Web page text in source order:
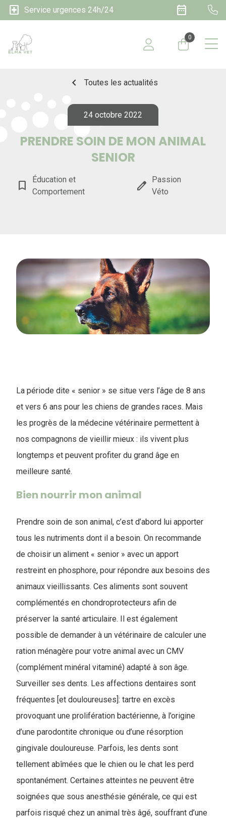
local_hospital Service urgences 24h/24 date_range
0
chevron_left Toutes les actualités
24 octobre 2022
PRENDRE SOIN DE MON ANIMAL
SENIOR
bookmark_border
Éducation et
Comportement
edit
Passion
Véto
La période dite « senior » se situe vers l’âge de 8 ans
et vers 6 ans pour les chiens de grandes races. Mais
les progrès de la médecine vétérinaire permettent à
nos compagnons de vieillir mieux : ils vivent plus
longtemps et peuvent profiter du grand âge en
meilleure santé.
Bien nourrir mon animal
Prendre soin de son animal, c’est d’abord lui apporter
tous les nutriments dont il a besoin. On recommande
de choisir un aliment « senior » avec un apport
restreint en phosphore, pour répondre aux besoins des
animaux vieillissants. Ces aliments sont souvent
complémentés en chondroprotecteurs afin de
préserver la santé articulaire. Il est également
possible de demander à un vétérinaire de calculer une
ration ménagère pour votre animal avec un CMV
(complément minéral vitaminé) adapté à son âge.
Surveiller ses dents. Les affections dentaires sont
fréquentes [et douloureuses]: tartre en excès
provoquant une prolifération bactérienne, à l’origine
d’une parodontite chronique ou d’une résorption
gingivale douloureuse. Parfois, les dents sont
tellement abîmées que le chien ou le chat les perd
spontanément. Certaines atteintes ne peuvent être
soignées que sous anesthésie générale, ce qui est
parfois risqué chez un animal très âgé, souffrant d’une